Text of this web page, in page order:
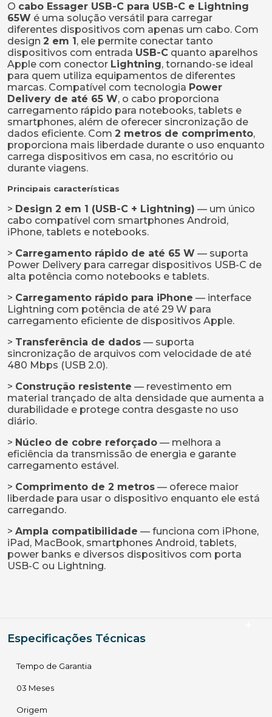
O cabo Essager USB-C para USB-C e Lightning
65W é uma solução versátil para carregar
diferentes dispositivos com apenas um cabo. Com
design 2 em 1, ele permite conectar tanto
dispositivos com entrada USB-C quanto aparelhos
Apple com conector Lightning, tornando-se ideal
para quem utiliza equipamentos de diferentes
marcas. Compatível com tecnologia Power
Delivery de até 65 W, o cabo proporciona
carregamento rápido para notebooks, tablets e
smartphones, além de oferecer sincronização de
dados eficiente. Com 2 metros de comprimento,
proporciona mais liberdade durante o uso enquanto
carrega dispositivos em casa, no escritório ou
durante viagens.
Principais características
> Design 2 em 1 (USB-C + Lightning) — um único
cabo compatível com smartphones Android,
iPhone, tablets e notebooks.
> Carregamento rápido de até 65 W — suporta
Power Delivery para carregar dispositivos USB-C de
alta potência como notebooks e tablets.
> Carregamento rápido para iPhone — interface
Lightning com potência de até 29 W para
carregamento eficiente de dispositivos Apple.
> Transferência de dados — suporta
sincronização de arquivos com velocidade de até
480 Mbps (USB 2.0).
> Construção resistente — revestimento em
material trançado de alta densidade que aumenta a
durabilidade e protege contra desgaste no uso
diário.
> Núcleo de cobre reforçado — melhora a
eficiência da transmissão de energia e garante
carregamento estável.
> Comprimento de 2 metros — oferece maior
liberdade para usar o dispositivo enquanto ele está
carregando.
> Ampla compatibilidade — funciona com iPhone,
iPad, MacBook, smartphones Android, tablets,
power banks e diversos dispositivos com porta
USB-C ou Lightning.
Especificações Técnicas
Tempo de Garantia
03 Meses
Origem